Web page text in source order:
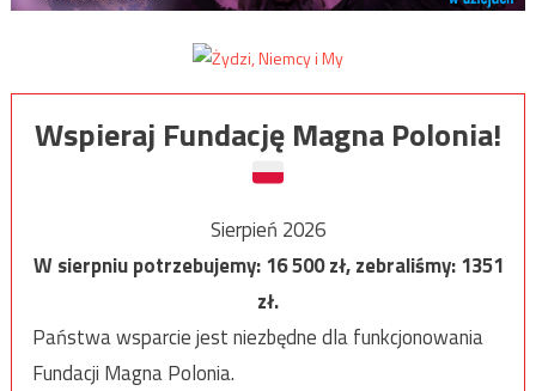
Wspieraj Fundację Magna Polonia!
Sierpień 2026
W sierpniu potrzebujemy:16 500zł, zebraliśmy:1351
zł.
Państwa wsparcie jest niezbędne dla funkcjonowania
Fundacji Magna Polonia.